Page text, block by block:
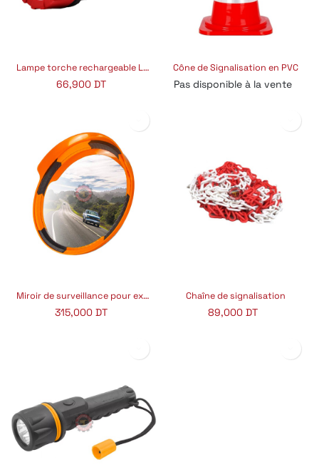
Lampe torche rechargeable LED 3W
66,900DT
Cône de Signalisation en PVC
Pas disponible à la vente
Miroir de surveillance pour extérieur
315,000DT
Chaîne de signalisation
89,000DT